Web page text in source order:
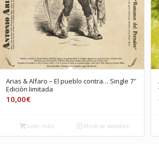
Arias & Alfaro – El pueblo contra… Single 7″
Edición limitada
10,00€
Leer más Mostrar detalles